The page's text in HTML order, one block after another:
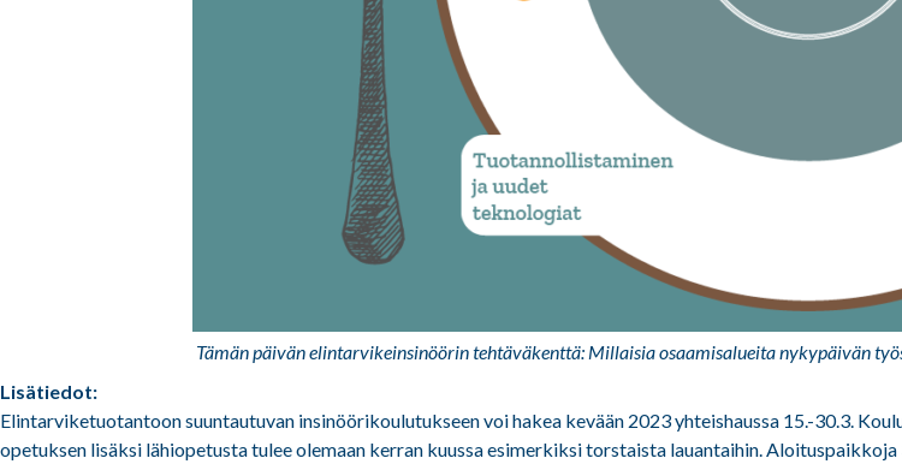
Tämän päivän elintarvikeinsinöörin tehtäväkenttä: Millaisia osaamisalueita nykypäivän
Lisätiedot:
Elintarviketuotantoon suuntautuvan insinöörikoulutukseen voi hakea kevään 2023 yhteishaussa 15.-30.3.
opetuksen lisäksi lähiopetusta tulee olemaan kerran kuussa esimerkiksi torstaista lauantaihin.